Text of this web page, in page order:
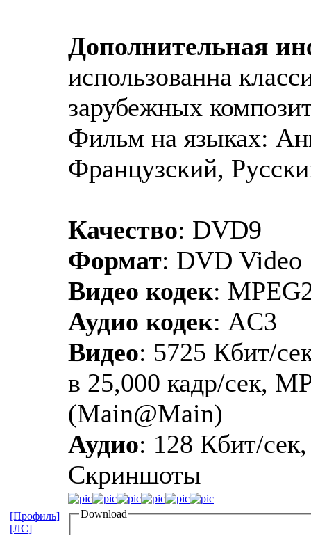
Дополнительная
использованна
зарубежных
Фильм на языках:
Французский,
Качество: DVD9
Формат: DVD Video
Видео кодек:
Аудио кодек: AC3
Видео: 5725 Кбит/
в 25,000 кадр/сек,
(Main@Main)
Аудио: 128 Кбит/
Скриншоты
Download
[Профиль]
[ЛС]